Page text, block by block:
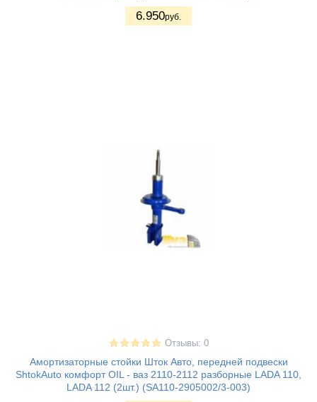
6.950руб.
Отзывы: 0
Амортизаторные стойки Шток Авто, передней подвески
ShtokAuto комфорт OIL - ваз 2110-2112 разборные LADA 110,
LADA 112 (2шт.) (SA110-2905002/3-003)